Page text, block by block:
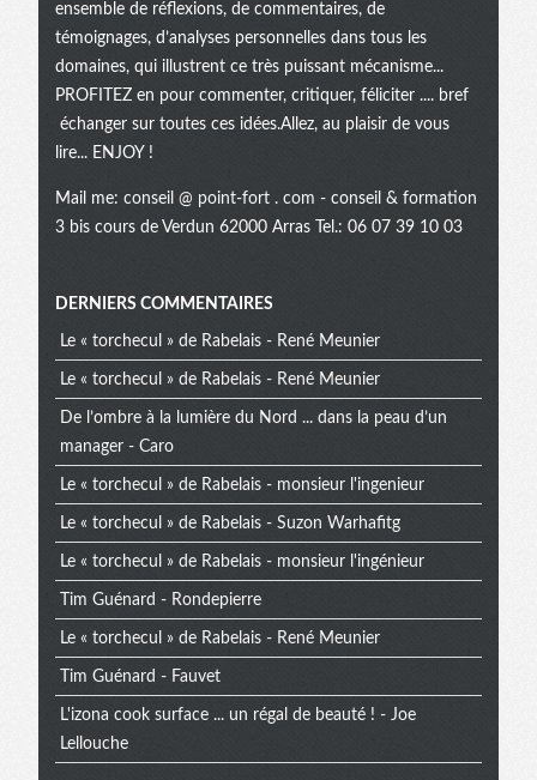
ensemble de réflexions, de commentaires, de
témoignages, d’analyses personnelles dans tous les
domaines, qui illustrent ce très puissant mécanisme...
PROFITEZ en pour commenter, critiquer, féliciter .... bref
échanger sur toutes ces idées.Allez, au plaisir de vous
lire... ENJOY !
Mail me: conseil @ point-fort . com - conseil & formation
3 bis cours de Verdun 62000 Arras Tel.: 06 07 39 10 03
Menu
extra
DERNIERS COMMENTAIRES
Le « torchecul » de Rabelais - René Meunier
Le « torchecul » de Rabelais - René Meunier
De l’ombre à la lumière du Nord ... dans la peau d’un
manager - Caro
Le « torchecul » de Rabelais - monsieur l'ingenieur
Le « torchecul » de Rabelais - Suzon Warhafitg
Le « torchecul » de Rabelais - monsieur l'ingénieur
Tim Guénard - Rondepierre
Le « torchecul » de Rabelais - René Meunier
Tim Guénard - Fauvet
L'izona cook surface ... un régal de beauté ! - Joe
Lellouche